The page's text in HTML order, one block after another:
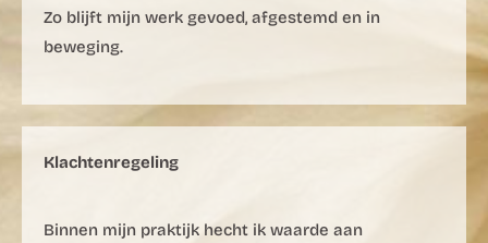
Zo blijft mijn werk gevoed, afgestemd en in
beweging.
Klachtenregeling
Binnen mijn praktijk hecht ik waarde aan